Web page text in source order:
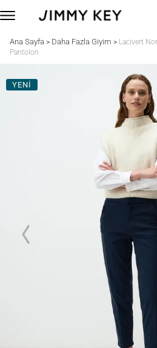
Ana Sayfa > Daha Fazla Giyim > Lacivert
Pantolon
YENİ